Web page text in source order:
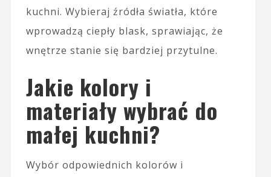
kuchni. Wybieraj źródła światła, które
wprowadzą ciepły blask, sprawiając, że
wnętrze stanie się bardziej przytulne.
Jakie kolory i
materiały wybrać do
małej kuchni?
Wybór odpowiednich kolorów i